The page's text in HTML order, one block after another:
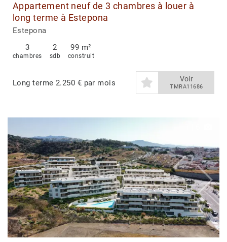
Appartement neuf de 3 chambres à louer à
long terme à Estepona
Estepona
3
chambres
2
sdb
99 m²
construit
Long terme 2.250 € par mois Voir
TMRA11686